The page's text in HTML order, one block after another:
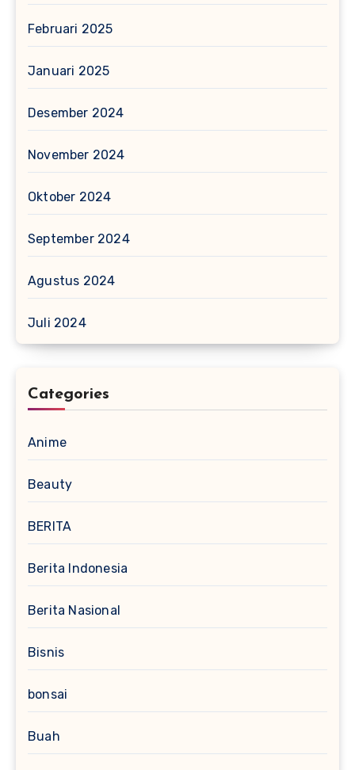
Februari 2025
Januari 2025
Desember 2024
November 2024
Oktober 2024
September 2024
Agustus 2024
Juli 2024
Categories
Anime
Beauty
BERITA
Berita Indonesia
Berita Nasional
Bisnis
bonsai
Buah